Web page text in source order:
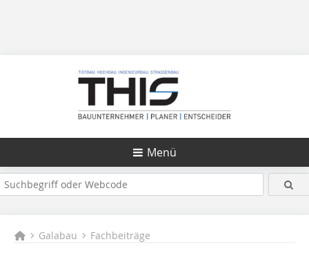
Menü
Galabau Fachbeiträge